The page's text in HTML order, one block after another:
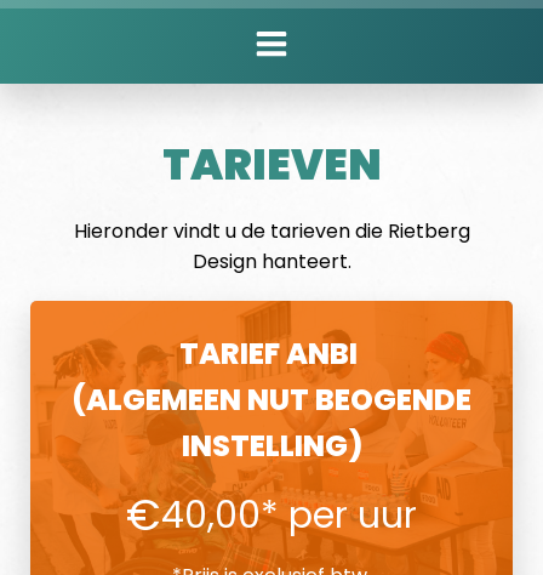
Ga
naar
TARIEVEN
Hieronder vindt u de tarieven die Rietberg
Design hanteert.
TARIEF ANBI
(ALGEMEEN NUT BEOGENDE
INSTELLING)
€40,00* per uur